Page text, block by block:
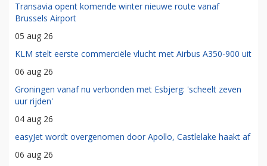
Transavia opent komende winter nieuwe route vanaf
Brussels Airport
05 aug 26
KLM stelt eerste commerciële vlucht met Airbus A350-900 uit
06 aug 26
Groningen vanaf nu verbonden met Esbjerg: 'scheelt zeven
uur rijden'
04 aug 26
easyJet wordt overgenomen door Apollo, Castlelake haakt af
06 aug 26